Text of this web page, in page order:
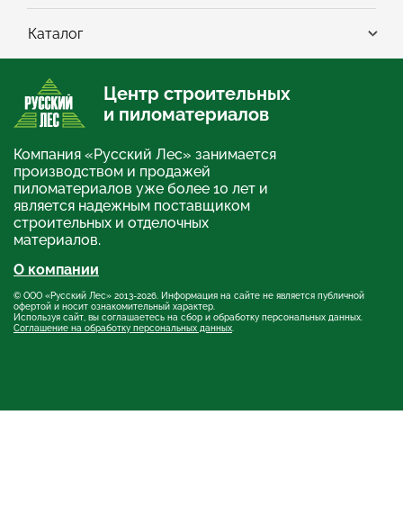
Каталог
Центр строительных
и пиломатериалов
Компания «Русский Лес» занимается
производством и продажей
пиломатериалов уже более 10 лет и
является надежным поставщиком
строительных и отделочных
материалов.
О компании
© ООО «Русский Лес» 2013-2026. Информация на сайте не является публичной
офертой и носит ознакомительный характер.
Используя сайт, вы соглашаетесь на сбор и обработку персональных данных.
Соглашение на обработку персональных данных.